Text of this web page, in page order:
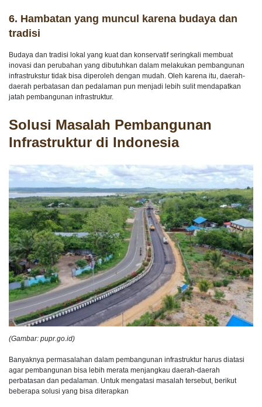
6. Hambatan yang muncul karena budaya dan
tradisi
Budaya dan tradisi lokal yang kuat dan konservatif seringkali membuat
inovasi dan perubahan yang dibutuhkan dalam melakukan pembangunan
infrastrukstur tidak bisa diperoleh dengan mudah. Oleh karena itu, daerah-
daerah perbatasan dan pedalaman pun menjadi lebih sulit mendapatkan
jatah pembangunan infrastruktur.
Solusi Masalah Pembangunan
Infrastruktur di Indonesia
(Gambar: pupr.go.id)
Banyaknya permasalahan dalam pembangunan infrastruktur harus diatasi
agar pembangunan bisa lebih merata menjangkau daerah-daerah
perbatasan dan pedalaman. Untuk mengatasi masalah tersebut, berikut
beberapa solusi yang bisa diterapkan